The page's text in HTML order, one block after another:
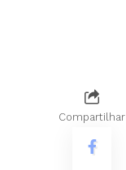
Compartilhar